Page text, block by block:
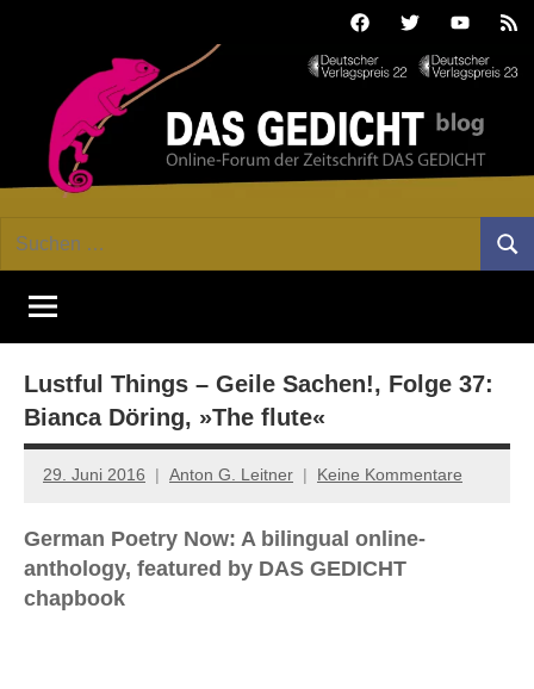
FacebookTwitterYoutube
GEDICHT
blog
Forum
von
DAS
Lyrik,
Essay
Suchen
Lustful Things – Geile Sachen!, Folge 37:
Bianca Döring, »The flute«
29. Juni 2016 Anton G. Leitner Keine Kommentare
German Poetry Now: A bilingual online-
anthology, featured by DAS GEDICHT
chapbook